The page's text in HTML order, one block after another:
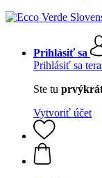
Prihlásiť sa
Prihlásiť sa
Ste tu
Vytvoriť účet